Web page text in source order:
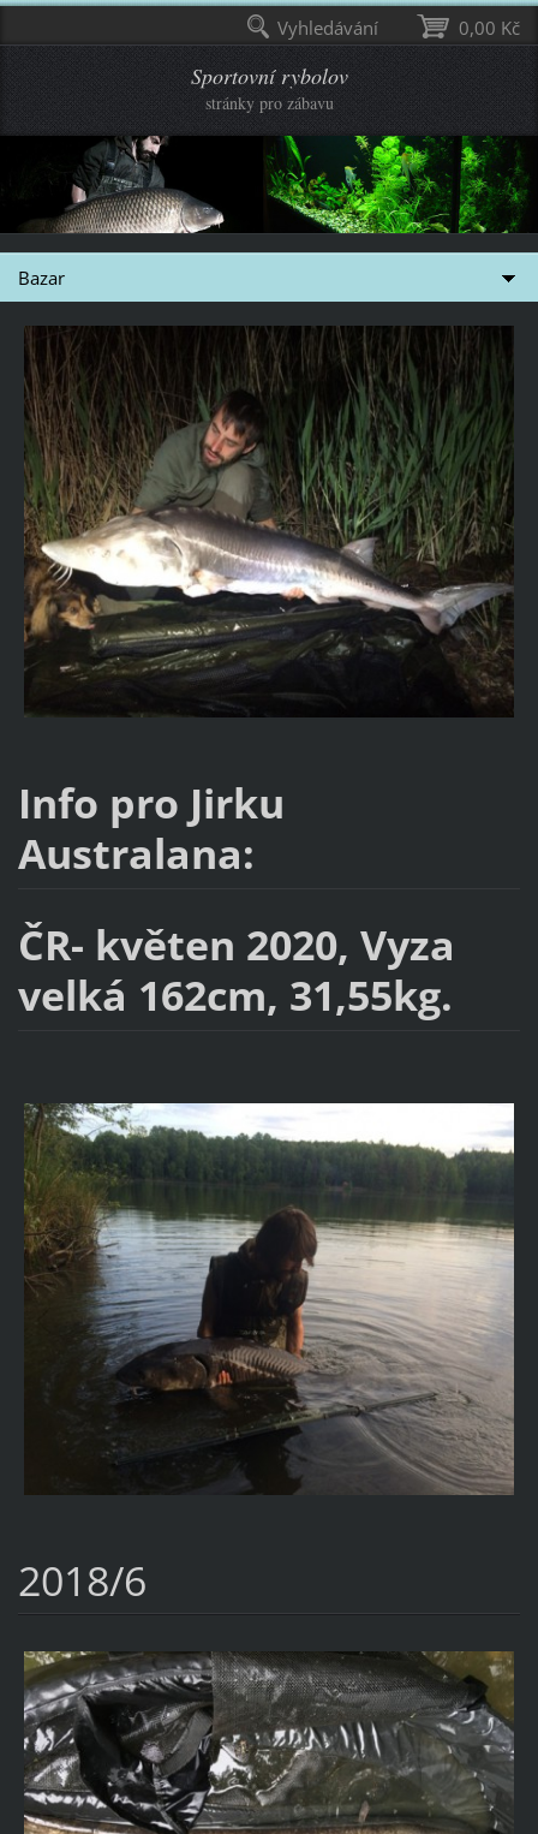
Sportovní rybolov
stránky pro zábavu
Bazar
Info pro Jirku
Australana:
ČR- květen 2020, Vyza
velká 162cm, 31,55kg.
2018/6
0,00 Kč
Vyhledávání